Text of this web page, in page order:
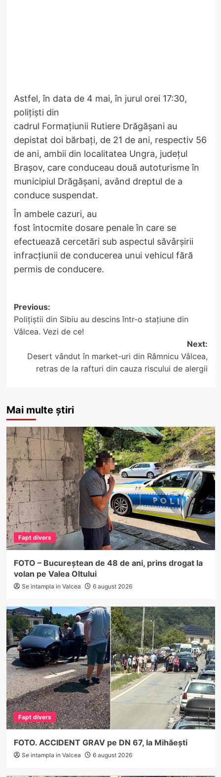
Astfel, în data de 4 mai, în jurul orei 17:30,
polițiști din
cadrul Formațiunii Rutiere Drăgășani au
depistat doi bărbați, de 21 de ani, respectiv 56
de ani, ambii din localitatea Ungra, județul
Brașov, care conduceau două autoturisme în
municipiul Drăgășani, având dreptul de a
conduce suspendat.
În ambele cazuri, au
fost întocmite dosare penale în care se
efectuează cercetări sub aspectul săvârșirii
infracțiunii de conducerea unui vehicul fără
permis de conducere.
Post
navigation
Previous:
Polițiștii din Sibiu au descins într-o stațiune din
Vâlcea. Vezi de ce!
Next:
Desert vândut în market-uri din Râmnicu Vâlcea,
retras de la rafturi din cauza riscului de alergii
Mai multe știri
Fapt divers
FOTO – Bucureștean de 48 de ani, prins drogat la
volan pe Valea Oltului
Se intampla in Valcea 6 august 2026
Fapt divers
FOTO. ACCIDENT GRAV pe DN 67, la Mihăești
Se intampla in Valcea 6 august 2026